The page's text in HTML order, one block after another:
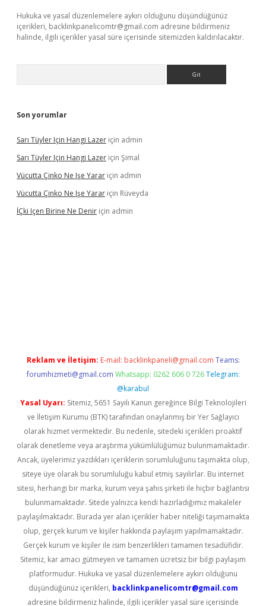
Hukuka ve yasal düzenlemelere aykırı olduğunu düşündüğünüz
içerikleri, backlinkpanelicomtr@gmail.com adresine bildirmeniz
halinde, ilgili içerikler yasal süre içerisinde sitemizden kaldırılacaktır.
Son yorumlar
Sarı Tüyler Için Hangi Lazer için admin
Sarı Tüyler Için Hangi Lazer için Şimal
Vücutta Çinko Ne Işe Yarar için admin
Vücutta Çinko Ne Işe Yarar için Rüveyda
İÇki Içen Birine Ne Denir için admin
Reklam ve İletişim: E-mail: backlinkpaneli@gmail.com Teams:
forumhizmeti@gmail.com Whatsapp: 0262 606 0 726 Telegram:
@karabul
Yasal Uyarı: Sitemiz, 5651 Sayılı Kanun gereğince Bilgi Teknolojileri
ve İletişim Kurumu (BTK) tarafından onaylanmış bir Yer Sağlayıcı
olarak hizmet vermektedir. Bu nedenle, sitedeki içerikleri proaktif
olarak denetleme veya araştırma yükümlülüğümüz bulunmamaktadır.
Ancak, üyelerimiz yazdıkları içeriklerin sorumluluğunu taşımakta olup,
siteye üye olarak bu sorumluluğu kabul etmiş sayılırlar. Bu internet
sitesi, herhangi bir marka, kurum veya şahıs şirketi ile hiçbir bağlantısı
bulunmamaktadır. Sitede yalnızca kendi hazırladığımız makaleler
paylaşılmaktadır. Burada yer alan içerikler haber niteliği taşımamakta
olup, gerçek kurum ve kişiler hakkında paylaşım yapılmamaktadır.
Gerçek kurum ve kişiler ile isim benzerlikleri tamamen tesadüfidir.
Sitemiz, kar amacı gütmeyen ve tamamen ücretsiz bir bilgi paylaşım
platformudur. Hukuka ve yasal düzenlemelere aykırı olduğunu
düşündüğünüz içerikleri, backlinkpanelicomtr@gmail.com
adresine bildirmeniz halinde, ilgili içerikler yasal süre içerisinde